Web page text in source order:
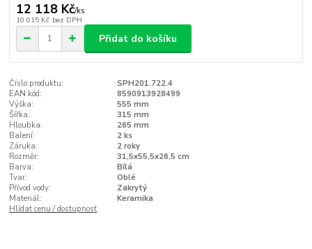
12 118 Kč/ks
10 015 Kč bez DPH
Přidat do košíku
Číslo produktu:
SPH201.722.4
EAN kód:
8590913928499
Výška:
555 mm
Šířka:
315 mm
Hloubka:
265 mm
Balení:
2 ks
Záruka:
2 roky
Rozměr:
31,5x55,5x26,5 cm
Barva:
Bílá
Tvar:
Oblé
Přívod vody:
Zakrytý
Materiál:
Keramika
Hlídat cenu / dostupnost